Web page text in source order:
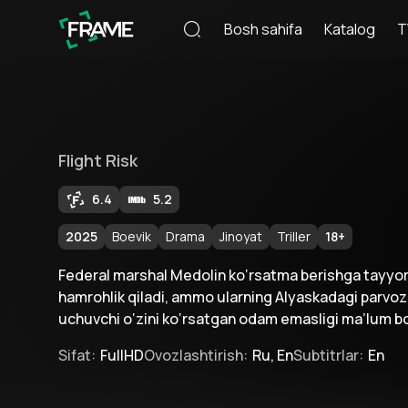
Bosh sahifa Katalog
Flight Risk
6.4 5.2
2025 Boevik Drama Jinoyat Triller 18+
Federal marshal Medolin ko‘rsatma berishga
hamrohlik qiladi, ammo ularning Alyaskadagi
uchuvchi o‘zini ko‘rsatgan odam emasligi ma’lum
Sifat: FullHDOvozlashtirish: Ru, EnSubtitrlar: En